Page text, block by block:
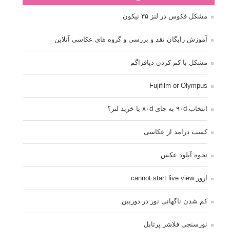
مشکل فکوس در لنز ۳۵ نیکون
آموزش رایگان نقد و بررسی و گروه های عکاسی آنلاین
مشکل با کم کردن دیافراگم
Fujifilm or Olympus
انتخاب ۹۰d به جای ۸۰d یا خرید لنز؟
کسب درامد از عکاسی
نحوه آپلود عکس
ارور cannot start live view
کم شدن ناگهانی نور در دوربین
نورسنجی فلاشر پرتابل